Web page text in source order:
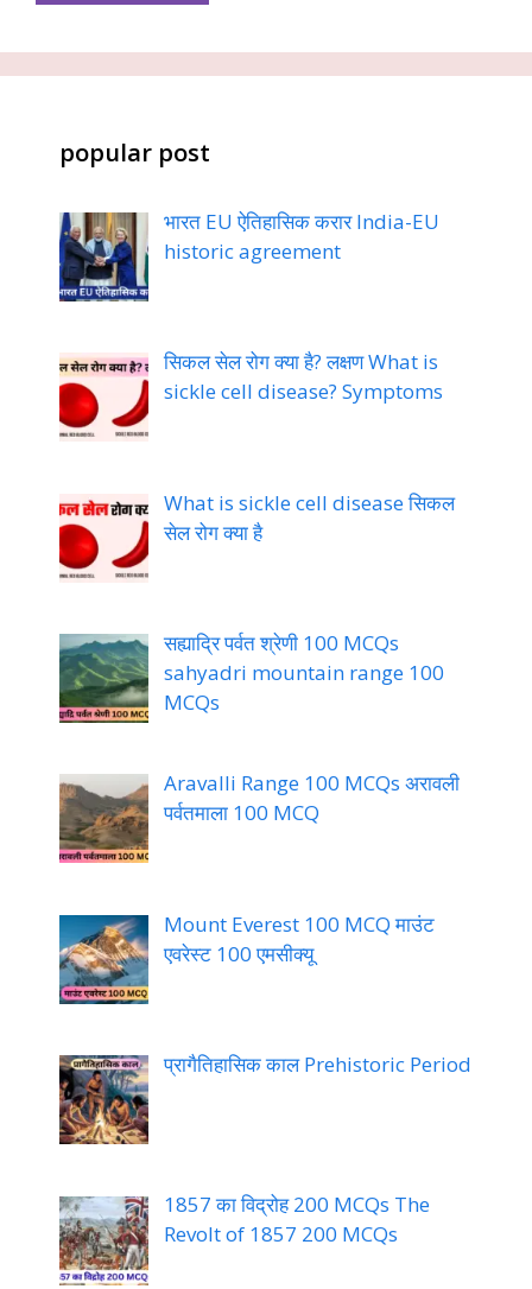
popular post
भारत EU ऐतिहासिक करार India-EU
historic agreement
सिकल सेल रोग क्या है? लक्षण What is
sickle cell disease? Symptoms
What is sickle cell disease सिकल
सेल रोग क्या है
सह्याद्रि पर्वत श्रेणी 100 MCQs
sahyadri mountain range 100
MCQs
Aravalli Range 100 MCQs अरावली
पर्वतमाला 100 MCQ
Mount Everest 100 MCQ माउंट
एवरेस्ट 100 एमसीक्यू
प्रागैतिहासिक काल Prehistoric Period
1857 का विद्रोह 200 MCQs The
Revolt of 1857 200 MCQs